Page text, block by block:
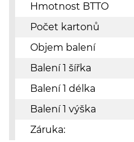
Hmotnost BTTO
Počet kartonů
Objem balení
Balení 1 šířka
Balení 1 délka
Balení 1 výška
Záruka: